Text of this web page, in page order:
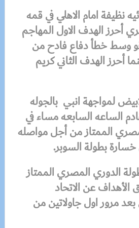
نظيفة امام الاهلي في قمه
أحرز الهدف الاول المهاجم
وسط خطأ دفاع فادح من
أحرز الهدف الثاني كريم
لمواجهة انبي بالجوله
القادم الساعه السابعه مساء في
الممتاز من أجل مواصله
بطولة السوبر.
الدوري المصري الممتاز
الأهداف عن الاتحاد
مرور اول جاولاتين من